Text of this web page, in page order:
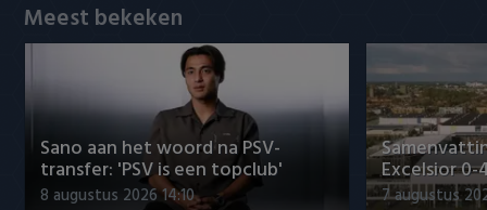
Vitesse
VVV Venlo
Willem II
Meest bekeken
Sano aan het woord na PSV-
transfer: 'PSV is een topclub'
8 augustus 2026 14:10
Excelsior 0-
7 augustus